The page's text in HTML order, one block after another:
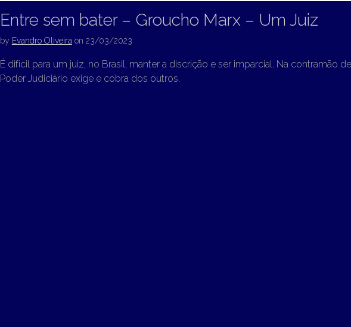
Entre sem bater – Groucho Marx – Um Juiz
by Evandro Oliveira on 23/03/2023
É difícil para um juiz, no Brasil, manter a discrição e ser imparcial. Na contramão
Poder Judiciário exige e cobra dos outros.